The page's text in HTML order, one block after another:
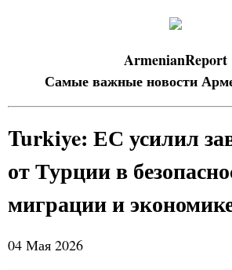
ArmenianReport
Самые важные новости
Turkiye: ЕС усилил
от Турции в
миграции и
04 Мая 2026